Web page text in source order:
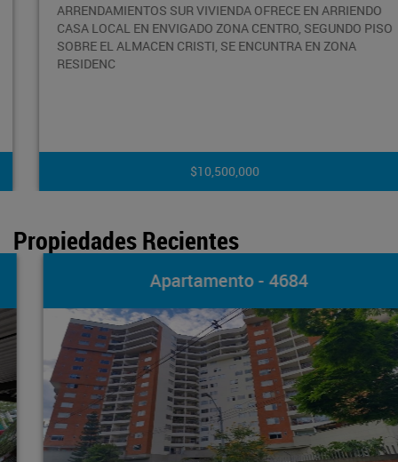
ARRENDAMIENTOS SUR VIVIENDA OFRECE EN ARRIENDO
CASA LOCAL EN ENVIGADO ZONA CENTRO, SEGUNDO PISO
SOBRE EL ALMACEN CRISTI, SE ENCUNTRA EN ZONA
RESIDENC
$10,500,000
Propiedades Recientes
Apartamento - 4684